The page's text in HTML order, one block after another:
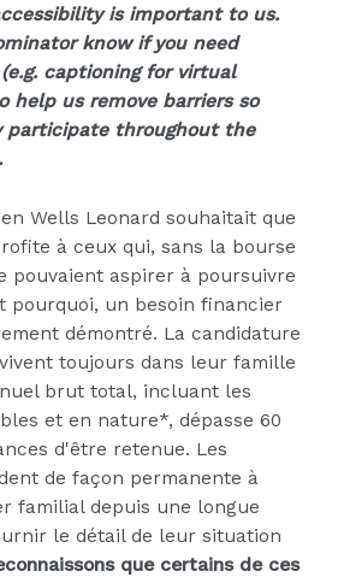
is important to us.
know if you need
captioning for virtual
help us remove barriers so
participate throughout the
Wells Leonard souhaitait que
à ceux qui, sans la bourse
pouvaient aspirer à poursuivre
pourquoi, un besoin financier
démontré. La candidature
toujours dans leur famille
brut total, incluant les
et en nature*, dépasse 60
d'être retenue. Les
de façon permanente à
familial depuis une longue
le détail de leur situation
que certains de ces